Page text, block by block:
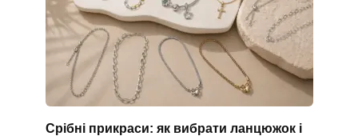
Срібні прикраси: як вибрати ланцюжок і